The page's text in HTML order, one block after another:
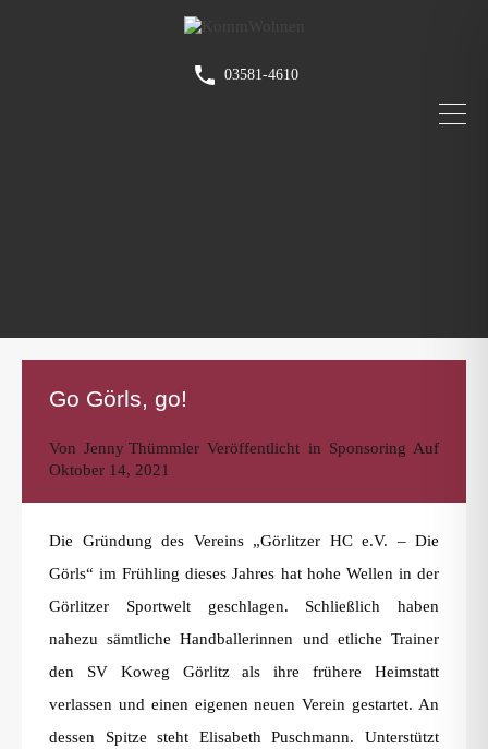
03581-4610
Go Görls, go!
VonJenny Thümmler Veröffentlicht in Sponsoring Auf
Oktober 14, 2021
Die Gründung des Vereins „Görlitzer HC e.V. – Die
Görls“ im Frühling dieses Jahres hat hohe Wellen in der
Görlitzer Sportwelt geschlagen. Schließlich haben
nahezu sämtliche Handballerinnen und etliche Trainer
den SV Koweg Görlitz als ihre frühere Heimstatt
verlassen und einen eigenen neuen Verein gestartet. An
dessen Spitze steht Elisabeth Puschmann. Unterstützt